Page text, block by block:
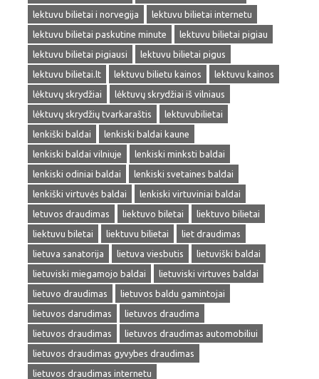
lektuvu bilietai i norvegija
lektuvu bilietai internetu
lektuvu bilietai paskutine minute
lektuvu bilietai pigiau
lektuvu bilietai pigiausi
lektuvu bilietai pigus
lektuvu bilietai.lt
lektuvu bilietu kainos
lektuvu kainos
lėktuvų skrydžiai
lėktuvų skrydžiai iš vilniaus
lėktuvų skrydžių tvarkaraštis
lektuvubilietai
lenkiški baldai
lenkiski baldai kaune
lenkiski baldai vilniuje
lenkiski minksti baldai
lenkiski odiniai baldai
lenkiski svetaines baldai
lenkiški virtuvės baldai
lenkiski virtuviniai baldai
letuvos draudimas
liektuvo biletai
liektuvo bilietai
liektuvu biletai
liektuvu bilietai
liet draudimas
lietuva sanatorija
lietuva viesbutis
lietuviški baldai
lietuviski miegamojo baldai
lietuviski virtuves baldai
lietuvo draudimas
lietuvos baldu gamintojai
lietuvos darudimas
lietuvos draudima
lietuvos draudimas
lietuvos draudimas automobiliui
lietuvos draudimas gyvybes draudimas
lietuvos draudimas internetu